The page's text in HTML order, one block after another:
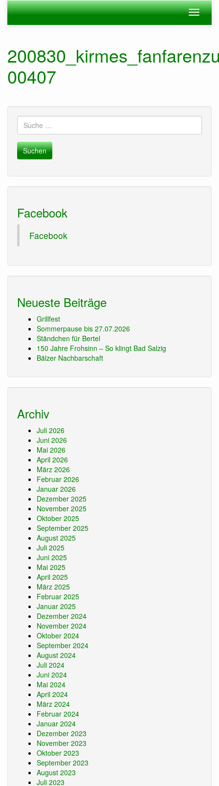
Zum
Hauptinhalt
springen
Navigation
ein-/
00407
Suche
nach:
Facebook
Facebook
Neueste Beiträge
Grillfest
Sommerpause bis 27.07.2026
Ständchen für Bertel
150 Jahre Frohsinn – So klingt Bad Salzig
Bälzer Nachbarschaft
Archiv
Juli 2026
Juni 2026
Mai 2026
April 2026
März 2026
Februar 2026
Januar 2026
Dezember 2025
November 2025
Oktober 2025
September 2025
August 2025
Juli 2025
Juni 2025
Mai 2025
April 2025
März 2025
Februar 2025
Januar 2025
Dezember 2024
November 2024
Oktober 2024
September 2024
August 2024
Juli 2024
Juni 2024
Mai 2024
April 2024
März 2024
Februar 2024
Januar 2024
Dezember 2023
November 2023
Oktober 2023
September 2023
August 2023
Juli 2023